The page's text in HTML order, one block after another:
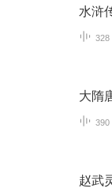
水浒
328
大隋
390
赵武